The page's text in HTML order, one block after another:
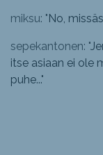
miksu: " No,
sepekantonen: "
itse asiaan ei ole
puhe..."